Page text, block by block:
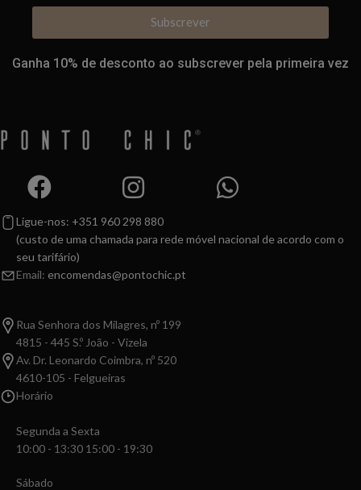
Subscrever
Ganha 10% de desconto ao subscrever pela primeira vez
Ligue-nos: +351 960 298 880
(custo de uma chamada para rede móvel nacional de acordo com o
seu tarifário)
Email: encomendas@pontochic.pt
Rua Senhora dos Milagres, nº 199
4815 - 445 S.º João - Vizela
Av. Dr. Leonardo Coimbra, nº 520
4610-105 - Felgueiras
Horário
Segunda a Sexta
10:00 - 13:30 15:00 - 19:30
Sábado